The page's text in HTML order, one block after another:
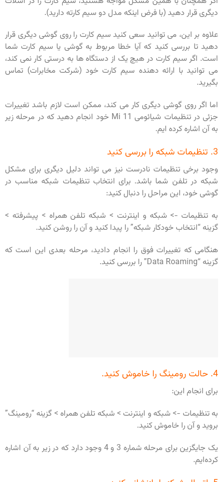
دیگری قرار دهید (با فرض اینکه مدل دو سیم کارته دارید).
علاوه بر این، می توانید سعی کنید سیم کارت را روی گوشی دیگری قرار
دهید تا بررسی کنید که آیا خطا مربوط به گوشی یا سیم کارت شما
است. اگر سیم کارت در هیچ یک از دستگاه ها به درستی کار نمی کند،
می توانید با ارائه دهنده سیم کارت خود (شرکت مخابرات) تماس
بگیرید.
اما اگر روی گوشی دیگری کار می کند، ممکن است لازم باشد تغییرات
جزئی در تنظیمات شیائومی Mi 11 خود انجام دهید که در مرحله زیر
به آن اشاره کرده ایم.
3. تنظیمات شبکه را بررسی کنید
وجود برخی تنظیمات نادرست نیز می تواند دلیل دیگری برای مشکل
شبکه در تلفن شما باشد. برای انتخاب تنظیمات شبکه مناسب در
گوشی خود، این مراحل را دنبال کنید:
به تنظیمات -> شبکه و اینترنت > شبکه تلفن همراه > پیشرفته >
گزینه “انتخاب خودکار شبکه” را پیدا کنید و آن را روشن کنید.
هنگامی که تغییرات فوق را انجام دادید، مرحله بعدی این است که
گزینه “Data Roaming” را بررسی کنید.
4. حالت رومینگ را خاموش کنید.
برای انجام این:
به تنظیمات -> شبکه و اینترنت > شبکه تلفن همراه > گزینه “رومینگ”
بروید و آن را خاموش کنید.
یک جایگزین برای مرحله شماره 3 و 4 وجود دارد که در زیر به آن اشاره
کرده‌ایم.